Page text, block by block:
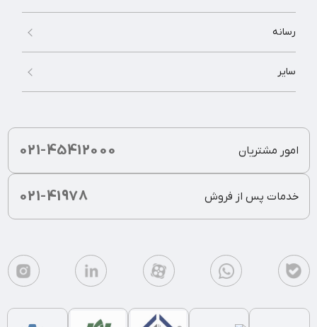
رسانه
سایر
021-45412000 امور مشتریان
021-41978 خدمات پس از فروش